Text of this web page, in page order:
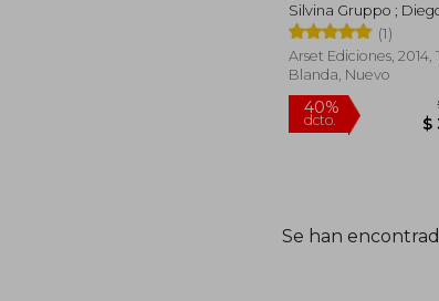
Silvina Gruppo ;
Lazcano
(1)
Arset Ediciones, 2014,
Blanda, Nuevo
Se han